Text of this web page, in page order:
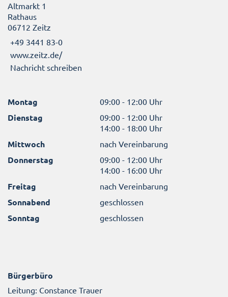
Altmarkt 1
Rathaus
06712 Zeitz
+49 3441 83-0
www.zeitz.de/
Nachricht schreiben
Montag 09:00 - 12:00 Uhr
Dienstag
09:00 - 12:00 Uhr
14:00 - 18:00 Uhr
Mittwoch nach Vereinbarung
Donnerstag
09:00 - 12:00 Uhr
14:00 - 16:00 Uhr
Freitag nach Vereinbarung
Sonnabend geschlossen
Sonntag geschlossen
Bürgerbüro
Leitung: Constance Trauer